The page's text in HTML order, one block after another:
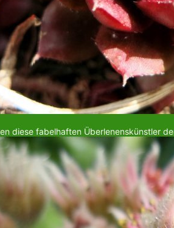
diese fabelhaften Überlenenskünstler